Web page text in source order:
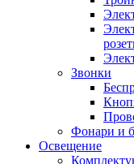
Звонки
Фонари и
Освещение